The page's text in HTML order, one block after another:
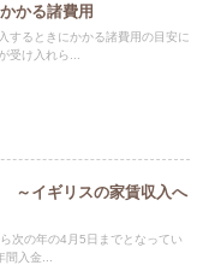
かる諸費用
するときにかかる諸費用の目安に
受け入れら...
～イギリスの家賃収入へ
次の年の4月5日までとなってい
入金...